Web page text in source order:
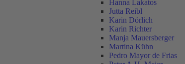
Hanna Lakatos
Jutta Reibl
Karin Dörlich
Karin Richter
Manja Mauersberger
Martina Kühn
Pedro Mayor de Frias